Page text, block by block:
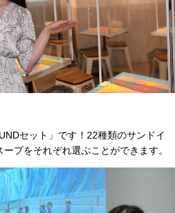
セット」です！22種類のサンドイ
プをそれぞれ選ぶことができます。